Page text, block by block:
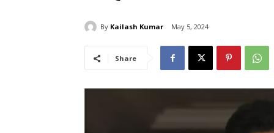
By Kailash Kumar May 5, 2024
Share